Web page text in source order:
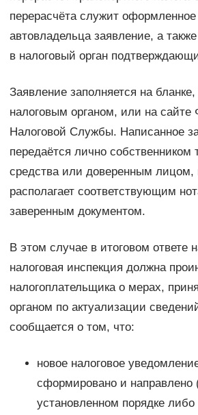
перерасчёта служит
автовладельца заявление, а
в налоговый орган
Заявление заполняется на
налоговым органом, или на сайте
Налоговой Службы. Написанное
передаётся лично собственником
средства или доверенным лицом,
располагает соответствующим
заверенным документом.
В этом случае в итоговом ответе
налоговая инспекция должна
налогоплательщика о мерах,
органом по актуализации
сообщается о том, что:
новое налоговое
сформировано и направлено
установленном порядке либо